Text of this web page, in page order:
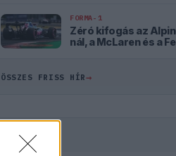
FORMA-1
Zéró kifogás az
nál, a McLaren és a
ÖSSZES FRISS HÍR→
HIRDETÉS